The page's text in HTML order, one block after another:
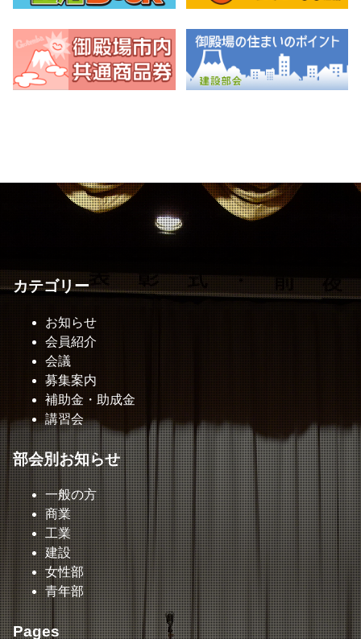
カテゴリー
お知らせ
会員紹介
会議
募集案内
補助金・助成金
講習会
部会別お知らせ
一般の方
商業
工業
建設
女性部
青年部
Pages